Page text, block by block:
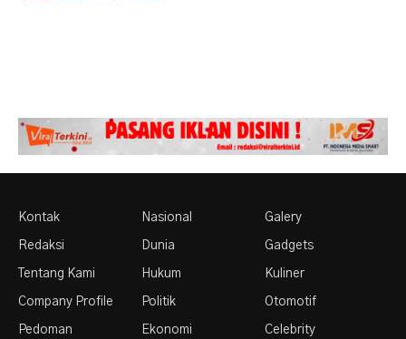
Kontak
Redaksi
Tentang Kami
Company Profile
Pedoman
Nasional
Dunia
Hukum
Politik
Ekonomi
Galery
Gadgets
Kuliner
Otomotif
Celebrity